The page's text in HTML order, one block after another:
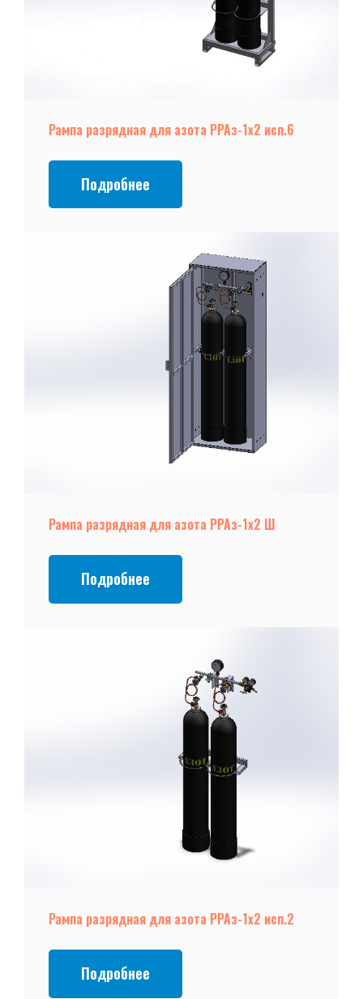
Рампа разрядная для азота РРАз-1х2 исп.6
Подробнее
Рампа разрядная для азота РРАз-1х2 Ш
Подробнее
Рампа разрядная для азота РРАз-1х2 исп.2
Подробнее